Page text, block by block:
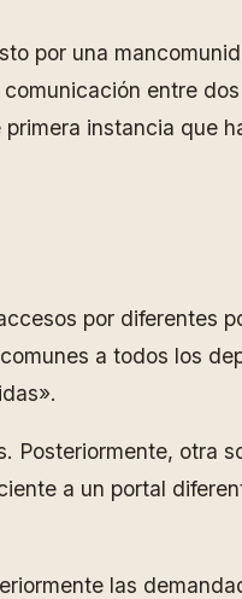
por una
entre
instancia que
por diferentes
a todos los
Posteriormente, otra
a un portal
las